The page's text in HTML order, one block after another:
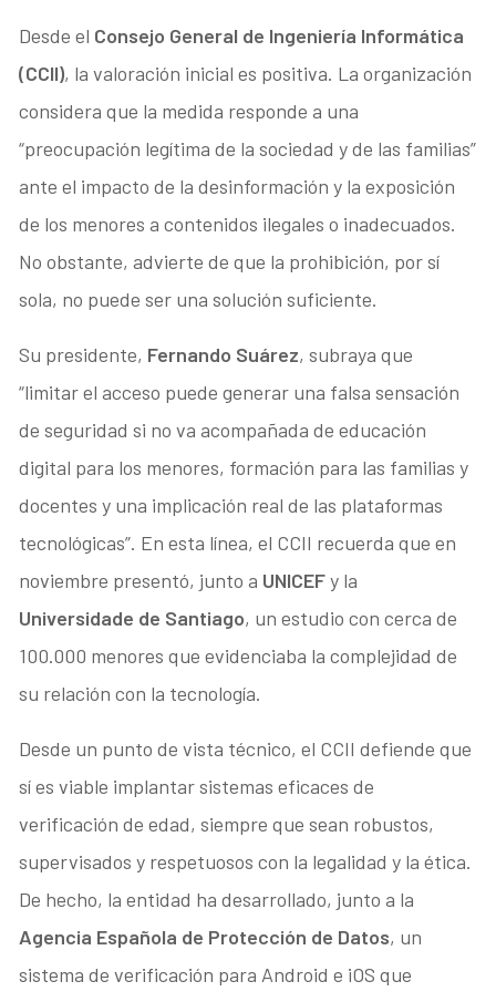
Desde el Consejo General de Ingeniería Informática
(CCII), la valoración inicial es positiva. La organización
considera que la medida responde a una
“preocupación legítima de la sociedad y de las familias”
ante el impacto de la desinformación y la exposición
de los menores a contenidos ilegales o inadecuados.
No obstante, advierte de que la prohibición, por sí
sola, no puede ser una solución suficiente.
Su presidente, Fernando Suárez, subraya que
“limitar el acceso puede generar una falsa sensación
de seguridad si no va acompañada de educación
digital para los menores, formación para las familias y
docentes y una implicación real de las plataformas
tecnológicas”. En esta línea, el CCII recuerda que en
noviembre presentó, junto a UNICEFy la
Universidade de Santiago, un estudio con cerca de
100.000 menores que evidenciaba la complejidad de
su relación con la tecnología.
Desde un punto de vista técnico, el CCII defiende que
sí es viable implantar sistemas eficaces de
verificación de edad, siempre que sean robustos,
supervisados y respetuosos con la legalidad y la ética.
De hecho, la entidad ha desarrollado, junto a la
Agencia Española de Protección de Datos, un
sistema de verificación para Android e iOS que